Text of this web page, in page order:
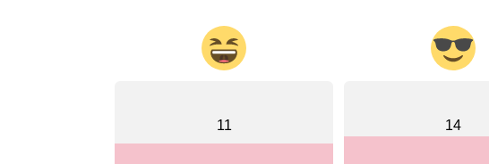
11 14